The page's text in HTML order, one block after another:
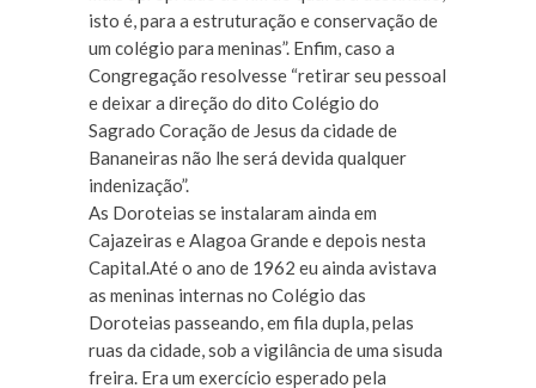
isto é, para a estruturação e conservação de
um colégio para meninas”. Enfim, caso a
Congregação resolvesse “retirar seu pessoal
e deixar a direção do dito Colégio do
Sagrado Coração de Jesus da cidade de
Bananeiras não lhe será devida qualquer
indenização”.
As Doroteias se instalaram ainda em
Cajazeiras e Alagoa Grande e depois nesta
Capital.Até o ano de 1962 eu ainda avistava
as meninas internas no Colégio das
Doroteias passeando, em fila dupla, pelas
ruas da cidade, sob a vigilância de uma sisuda
freira. Era um exercício esperado pela